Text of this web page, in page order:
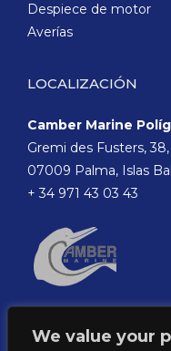
We value your
Despiece de motor
Averías
LOCALIZACIÓN
Camber Marine
Gremi des Fusters, 38,
07009 Palma, Islas
+ 34 971 43 03 43